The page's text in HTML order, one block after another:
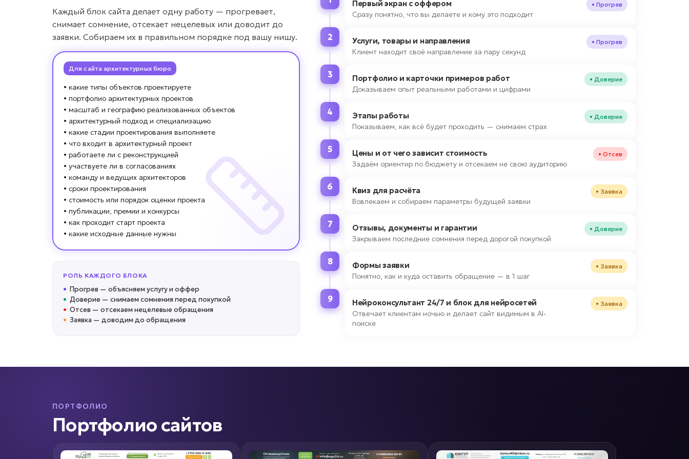
Каждый блок сайта делает одну работу — прогревает,
снимает сомнение, отсекает нецелевых или доводит до
заявки. Собираем их в правильном порядке под вашу нишу.
Для сайта архитектурных бюро
• какие типы объектов проектируете
• портфолио архитектурных проектов
• масштаб и географию реализованных объектов
• архитектурный подход и специализацию
• какие стадии проектирования выполняете
• что входит в архитектурный проект
• работаете ли с реконструкцией
• участвуете ли в согласованиях
• команду и ведущих архитекторов
• сроки проектирования
• стоимость или порядок оценки проекта
• публикации, премии и конкурсы
• как проходит старт проекта
• какие исходные данные нужны
РОЛЬ КАЖДОГО БЛОКА
• Прогрев — объясняем услугу и оффер
• Доверие — снимаем сомнения перед покупкой
• Отсев — отсекаем нецелевые обращения
• Заявка — доводим до обращения
Первый экран с оффером
Сразу понятно, что вы делаете и кому это подходит
• Прогрев
2 Услуги, товары и направления
Клиент находит своё направление за пару секунд
• Прогрев
3 Портфолио и карточки примеров работ
Доказываем опыт реальными работами и цифрами
• Доверие
4 Этапы работы
Показываем, как всё будет проходить — снимаем страх
• Доверие
5 Цены и от чего зависит стоимость
Задаём ориентир по бюджету и отсекаем не свою аудиторию
• Отсев
6 Квиз для расчёта
Вовлекаем и собираем параметры будущей заявки
• Заявка
7 Отзывы, документы и гарантии
Закрываем последние сомнения перед дорогой покупкой
• Доверие
8 Формы заявки
Понятно, как и куда оставить обращение — в 1 шаг
• Заявка
9 Нейроконсультант 24/7 и блок для нейросетей
Отвечает клиентам ночью и делает сайт видимым в AI-
поиске
• Заявка
ПОРТФОЛИО
Портфолио сайтов